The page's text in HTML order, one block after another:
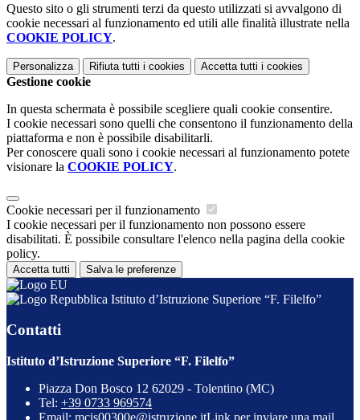
Questo sito o gli strumenti terzi da questo utilizzati si avvalgono di
cookie necessari al funzionamento ed utili alle finalità illustrate nella
COOKIE POLICY.
Personalizza Rifiuta tutti i cookies Accetta tutti i cookies
Gestione cookie
In questa schermata è possibile scegliere quali cookie consentire.
I cookie necessari sono quelli che consentono il funzionamento della
piattaforma e non è possibile disabilitarli.
Per conoscere quali sono i cookie necessari al funzionamento potete
visionare la COOKIE POLICY.
Cookie necessari per il funzionamento
I cookie necessari per il funzionamento non possono essere
disabilitati. È possibile consultare l'elenco nella pagina della cookie
policy.
Accetta tutti Salva le preferenze
Istituto d’Istruzione Superiore “F. Filelfo”
Contatti
Istituto d’Istruzione Superiore “F. Filelfo”
Piazza Don Bosco 12 62029 - Tolentino (MC)
Tel: +39 0733 969574
Email: mcis00300e@istruzione.itLink per inviare una mail